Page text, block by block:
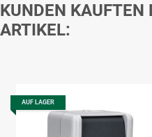
KUNDEN KAUFTEN
ARTIKEL:
AUF LAGER